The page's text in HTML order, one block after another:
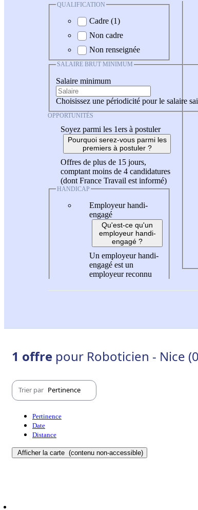
QUALIFICATION
Cadre (1)
Non cadre
Non renseignée
SALAIRE BRUT MINIMUM
Salaire minimum
Choisissez une périodicité pour le salaire
OPPORTUNITÉS
Soyez parmi les 1ers à postuler
Pourquoi serez-vous parmi les
premiers à postuler ?
Offres de plus de 15 jours,
comptant moins de 4 candidatures
(dont France Travail est informé)
HANDICAP
Employeur handi-
engagé
Qu'est-ce qu'un
employeur handi-
engagé ?
Un employeur handi-
engagé est un
employeur reconnu
1 offre pour Roboticien - Nice
Trier par Pertinence
Pertinence
Date
Distance
Afficher la carte (contenu non-accessible)